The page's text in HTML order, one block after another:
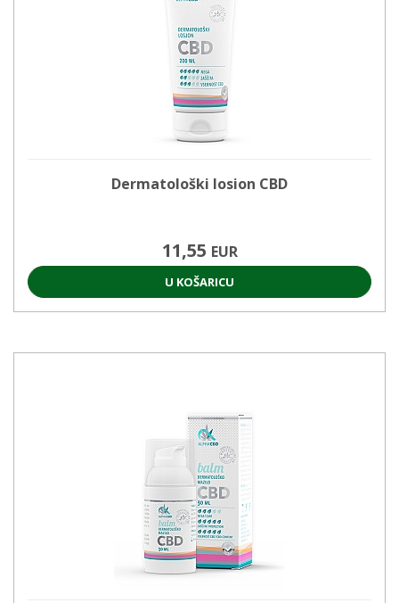
Dermatološki losion CBD
11,55 EUR
U KOŠARICU